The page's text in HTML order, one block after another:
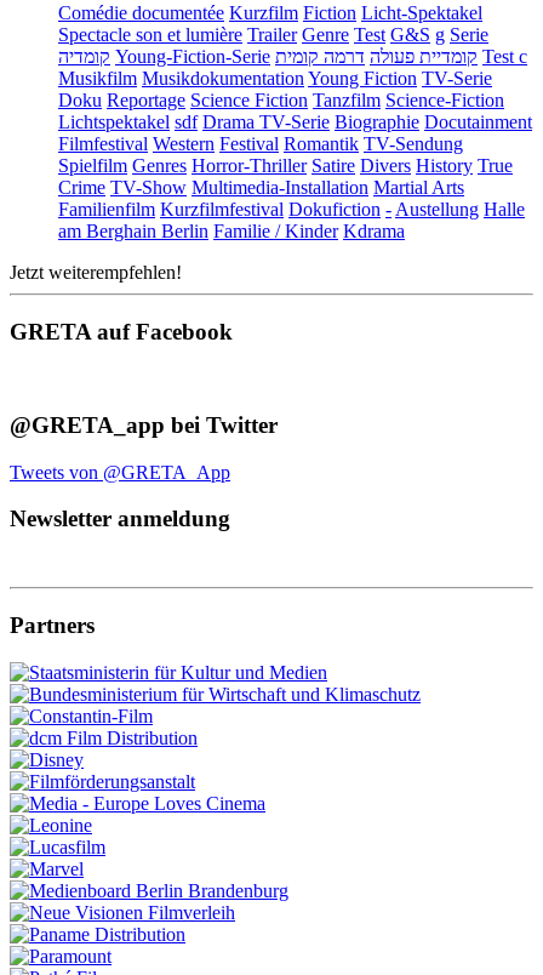
Comédie documentée Kurzfilm Fiction Licht-Spektakel
Spectacle son et lumière Trailer Genre Test G&S g Serie
קומדיה Young-Fiction-Serie קומדיית פעולה דרמה קומית
Test c
Musikfilm Musikdokumentation Young Fiction TV-Serie
Doku Reportage Science Fiction Tanzfilm Science-Fiction
Lichtspektakel sdf Drama TV-Serie Biographie Docutainment
Filmfestival Western Festival Romantik TV-Sendung
Spielfilm Genres Horror-Thriller Satire Divers History True
Crime TV-Show Multimedia-Installation Martial Arts
Familienfilm Kurzfilmfestival Dokufiction - Austellung Halle
am Berghain Berlin Familie / Kinder Kdrama
Jetzt weiterempfehlen!
GRETA auf Facebook
@GRETA_app bei Twitter
Tweets von @GRETA_App
Newsletter anmeldung
Partners